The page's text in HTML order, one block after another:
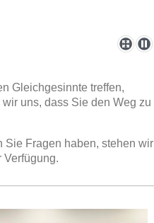
Gleichgesinnte treffen,
uns, dass Sie den Weg zu
Sie Fragen haben, stehen wir
Verfügung.